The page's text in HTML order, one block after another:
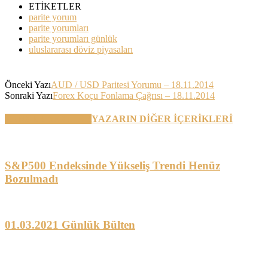
ETİKETLER
parite yorum
parite yorumları
parite yorumları günlük
uluslararası döviz piyasaları
Önceki YazıAUD / USD Paritesi Yorumu – 18.11.2014
Sonraki YazıForex Koçu Fonlama Çağrısı – 18.11.2014
YAZARIN DİĞER İÇERİKLERİ
S&P500 Endeksinde Yükseliş Trendi Henüz
Bozulmadı
01.03.2021 Günlük Bülten